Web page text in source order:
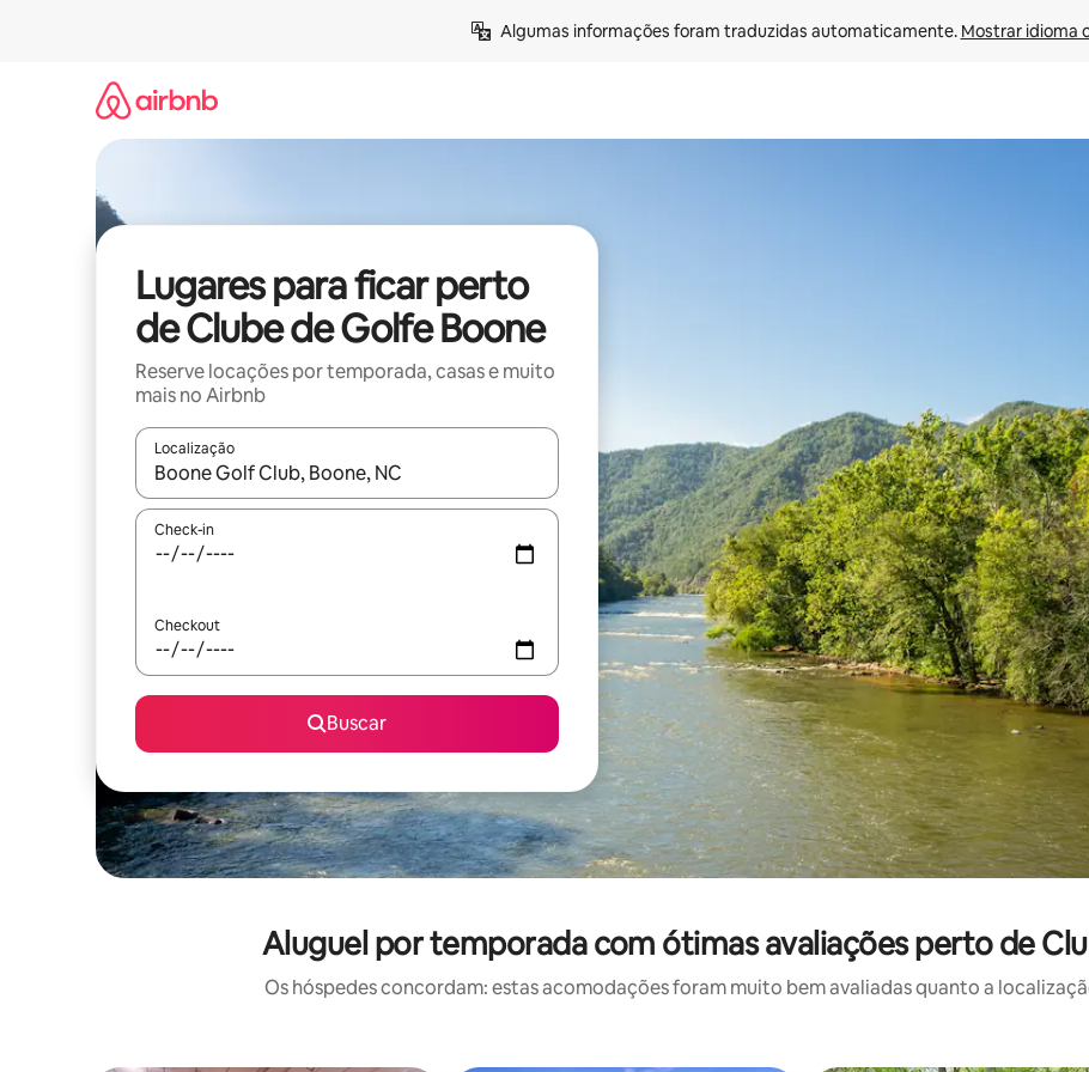
Algumas informações foram traduzidas automaticamente. Mostrar idioma
Lugares para ficar perto
de Clube de Golfe Boone
Reserve locações por temporada, casas e muito
mais no Airbnb
Localização
Quando os resultados estiverem disponíveis, explore-os usando as seta para cima e para baixo do teclado ou tocando e
Check-in
Checkout
Buscar
Aluguel por temporada com ótimas avaliações perto de
Os hóspedes concordam: estas acomodações foram muito bem avaliadas quanto a